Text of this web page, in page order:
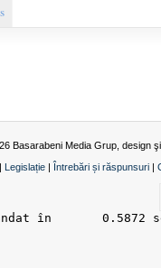
Basarabeni Media Grup, design
| Legislație | Întrebări și răspunsuri |
randat în